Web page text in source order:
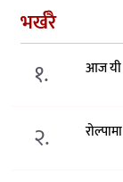
भर्खरै
१. आज यी
२.